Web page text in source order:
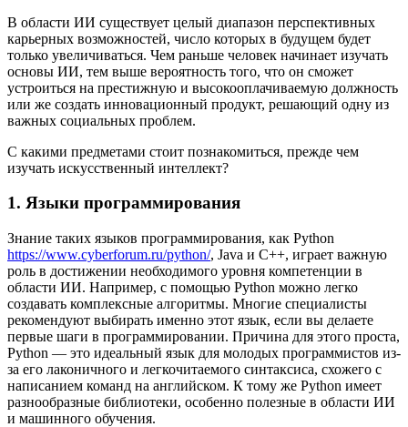
В области ИИ существует целый диапазон перспективных
карьерных возможностей, число которых в будущем будет
только увеличиваться. Чем раньше человек начинает изучать
основы ИИ, тем выше вероятность того, что он сможет
устроиться на престижную и высокооплачиваемую должность
или же создать инновационный продукт, решающий одну из
важных социальных проблем.
С какими предметами стоит познакомиться, прежде чем
изучать искусственный интеллект?
1. Языки программирования
Знание таких языков программирования, как Python
https://www.cyberforum.ru/python/, Java и C++, играет важную
роль в достижении необходимого уровня компетенции в
области ИИ. Например, с помощью Python можно легко
создавать комплексные алгоритмы. Многие специалисты
рекомендуют выбирать именно этот язык, если вы делаете
первые шаги в программировании. Причина для этого проста,
Python — это идеальный язык для молодых программистов из-
за его лаконичного и легкочитаемого синтаксиса, схожего с
написанием команд на английском. К тому же Python имеет
разнообразные библиотеки, особенно полезные в области ИИ
и машинного обучения.